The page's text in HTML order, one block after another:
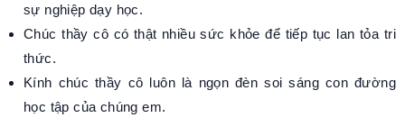
sự nghiệp dạy học.
Chúc thầy cô có thật nhiều sức khỏe để tiếp tục lan tỏa tri
thức.
Kính chúc thầy cô luôn là ngọn đèn soi sáng con đường
học tập của chúng em.